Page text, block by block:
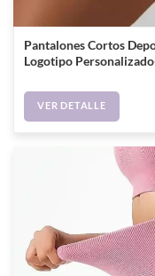
Pantalones Cortos
Logotipo
VER DETALLE